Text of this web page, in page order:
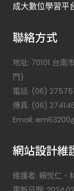
成大數位學習
聯絡方式
地址: 70101 台南
門)
電話: (06)
傳真: (06)
Email:
網站設計維
維護者: 賴悅仁、